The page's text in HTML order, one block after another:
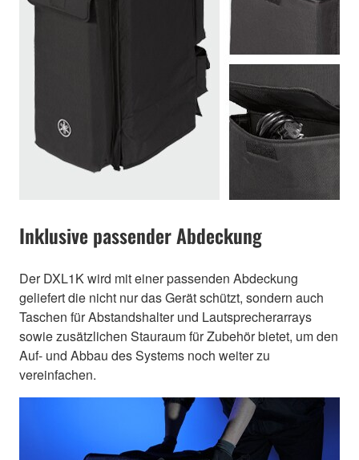
Inklusive passender Abdeckung
Der DXL1K wird mit einer passenden Abdeckung
geliefert die nicht nur das Gerät schützt, sondern auch
Taschen für Abstandshalter und Lautsprecherarrays
sowie zusätzlichen Stauraum für Zubehör bietet, um den
Auf- und Abbau des Systems noch weiter zu
vereinfachen.